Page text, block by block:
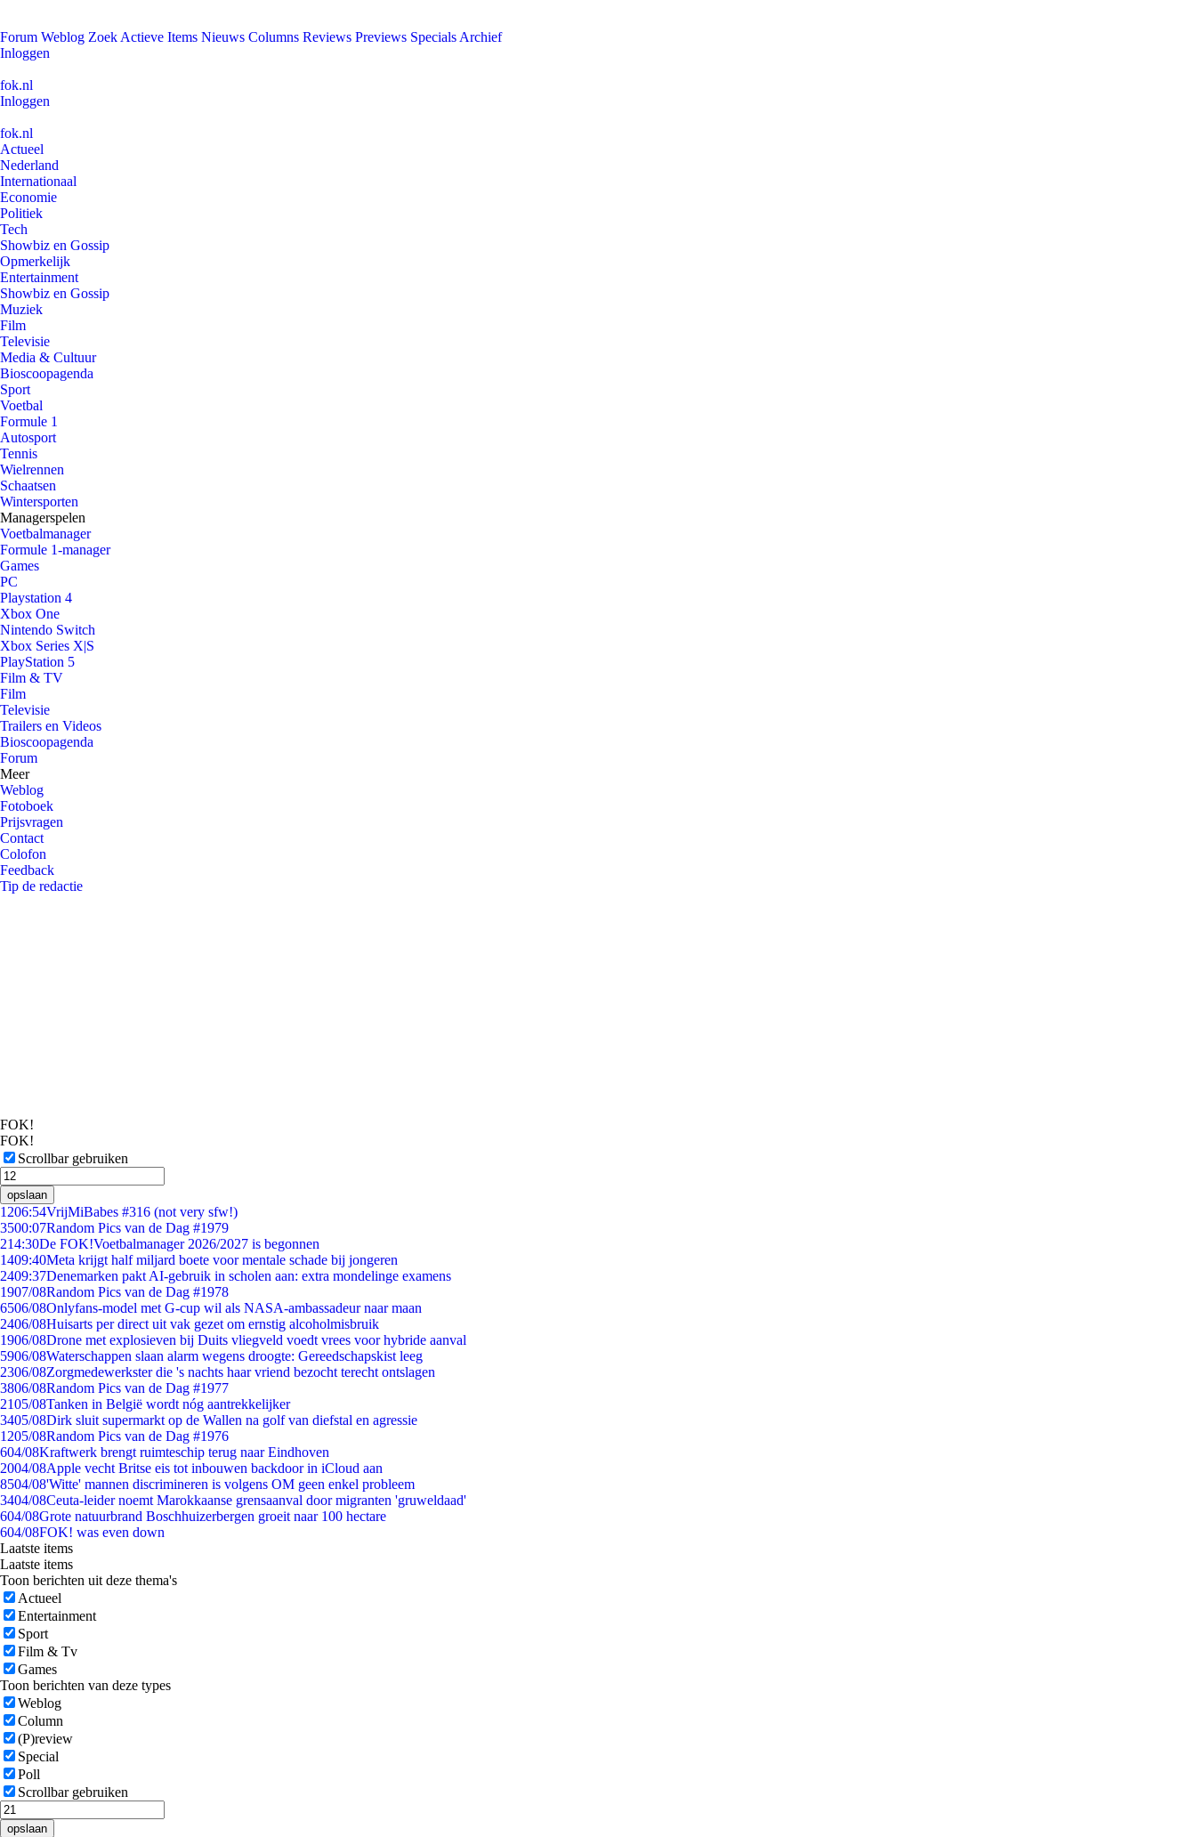
Forum Weblog Zoek Actieve Items Nieuws Columns Reviews Previews Specials Archief
Inloggen
fok.nl
Inloggen
fok.nl
Actueel
Nederland
Internationaal
Economie
Politiek
Tech
Showbiz en Gossip
Opmerkelijk
Entertainment
Showbiz en Gossip
Muziek
Film
Televisie
Media & Cultuur
Bioscoopagenda
Sport
Voetbal
Formule 1
Autosport
Tennis
Wielrennen
Schaatsen
Wintersporten
Managerspelen
Voetbalmanager
Formule 1-manager
Games
PC
Playstation 4
Xbox One
Nintendo Switch
Xbox Series X|S
PlayStation 5
Film & TV
Film
Televisie
Trailers en Videos
Bioscoopagenda
Forum
Meer
Weblog
Fotoboek
Prijsvragen
Contact
Colofon
Feedback
Tip de redactie
FOK!
FOK!
Scrollbar gebruiken
opslaan
1206:54VrijMiBabes #316 (not very sfw!)
3500:07Random Pics van de Dag #1979
214:30De FOK!Voetbalmanager 2026/2027 is begonnen
1409:40Meta krijgt half miljard boete voor mentale schade bij jongeren
2409:37Denemarken pakt AI-gebruik in scholen aan: extra mondelinge examens
1907/08Random Pics van de Dag #1978
6506/08Onlyfans-model met G-cup wil als NASA-ambassadeur naar maan
2406/08Huisarts per direct uit vak gezet om ernstig alcoholmisbruik
1906/08Drone met explosieven bij Duits vliegveld voedt vrees voor hybride aanval
5906/08Waterschappen slaan alarm wegens droogte: Gereedschapskist leeg
2306/08Zorgmedewerkster die 's nachts haar vriend bezocht terecht ontslagen
3806/08Random Pics van de Dag #1977
2105/08Tanken in België wordt nóg aantrekkelijker
3405/08Dirk sluit supermarkt op de Wallen na golf van diefstal en agressie
1205/08Random Pics van de Dag #1976
604/08Kraftwerk brengt ruimteschip terug naar Eindhoven
2004/08Apple vecht Britse eis tot inbouwen backdoor in iCloud aan
8504/08'Witte' mannen discrimineren is volgens OM geen enkel probleem
3404/08Ceuta-leider noemt Marokkaanse grensaanval door migranten 'gruweldaad'
604/08Grote natuurbrand Boschhuizerbergen groeit naar 100 hectare
604/08FOK! was even down
Laatste items
Laatste items
Toon berichten uit deze thema's
Actueel
Entertainment
Sport
Film & Tv
Games
Toon berichten van deze types
Weblog
Column
(P)review
Special
Poll
Scrollbar gebruiken
opslaan